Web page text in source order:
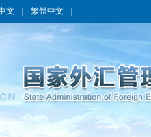
文 繁體中文